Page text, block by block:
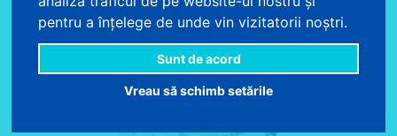
pentru a înțelege de unde vin vizitatorii noștri.
Sunt de acord
Vreau să schimb setările